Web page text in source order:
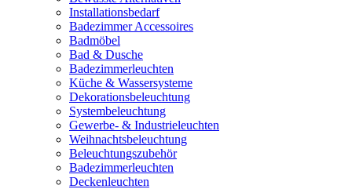
Installationsbedarf
Badezimmer Accessoires
Badmöbel
Bad & Dusche
Badezimmerleuchten
Küche & Wassersysteme
Dekorationsbeleuchtung
Systembeleuchtung
Gewerbe- & Industrieleuchten
Weihnachtsbeleuchtung
Beleuchtungszubehör
Badezimmerleuchten
Deckenleuchten